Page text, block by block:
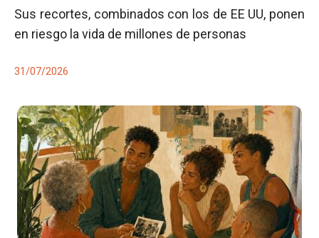
Sus recortes, combinados con los de EE UU, ponen
en riesgo la vida de millones de personas
31/07/2026